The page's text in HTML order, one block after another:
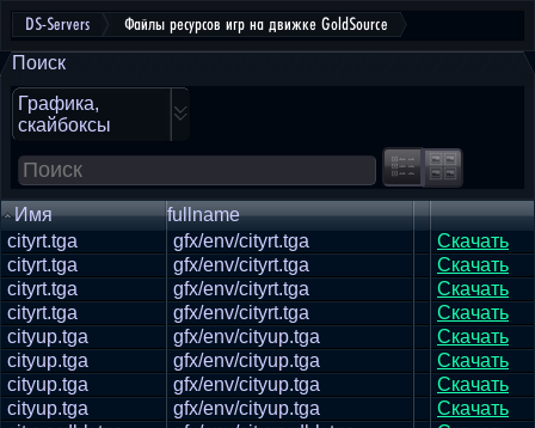
DS-Servers Файлы ресурсов игр на движке GoldSource
Поиск
Графика,
скайбоксы
Имя
fullname
cityrt.tga
gfx/env/cityrt.tga
Скачать
cityrt.tga
gfx/env/cityrt.tga
Скачать
cityrt.tga
gfx/env/cityrt.tga
Скачать
cityrt.tga
gfx/env/cityrt.tga
Скачать
cityup.tga
gfx/env/cityup.tga
Скачать
cityup.tga
gfx/env/cityup.tga
Скачать
cityup.tga
gfx/env/cityup.tga
Скачать
cityup.tga
gfx/env/cityup.tga
Скачать